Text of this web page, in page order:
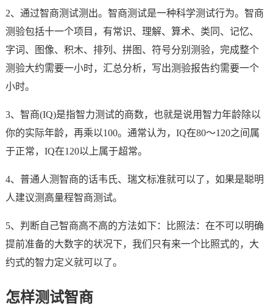
2、通过智商测试测出。智商测试是一种科学测试行为。智商
测验包括十一个项目，有常识、理解、算术、类同、记忆、
字词、图像、积木、排列、拼图、符号分别测验，完成整个
测验大约需要一小时，汇总分析，写出测验报告约需要一个
小时。
3、智商(IQ)是指智力测试的商数，也就是说用智力年龄除以
你的实际年龄，再乘以100。通常认为，IQ在80～120之间属
于正常，IQ在120以上属于超常。
4、普通人测智商的话韦氏、瑞文标准就可以了，如果是聪明
人建议测高量程智商测试。
5、判断自己智商高不高的方法如下：比照法：在不可以明确
提前准备的大数字的状况下，我们只有来一个比照式的，大
约式的智力定义就可以了。
怎样测试智商